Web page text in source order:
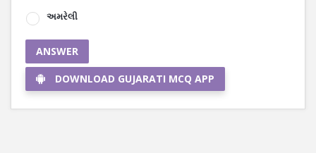
અમરેલી
ANSWER
DOWNLOAD GUJARATI MCQ APP